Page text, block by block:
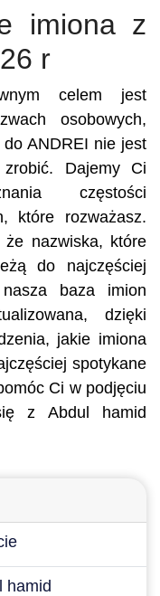
imiona z
r
celem jest
osobowych,
ANDREI nie jest
Dajemy Ci
częstości
które rozważasz.
że nazwiska, które
do najczęściej
baza imion
dzięki
jakie imiona
spotykane
Ci w podjęciu
z Abdul hamid
hamid